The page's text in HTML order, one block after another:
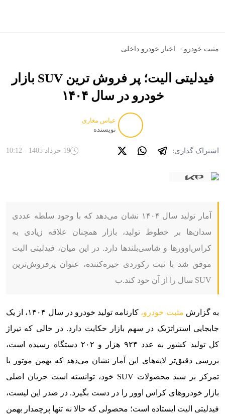
مثبت خودرو> اخبار خودرو داخلی
فیدلیتی الیت؛ پر فروش ترین SUV بازار
خودرو در سال ۱۴۰۴
عباس مغاری
نویسنده
اشتراک گذاری: 19 خرداد 1405 - 10:12
آمار تولید سال ۱۴۰۴ نشان می‌دهد که با وجود سلطه عددی
سدان‌ها بر خطوط تولید، بازار همچنان علاقه زیادی به
کراس‌اوورها و شاسی‌بلندها دارد. در این میان، فیدلیتی الیت
موفق شد با ثبت رکوردی خیره‌کننده، عنوان پرفروش‌ترین
SUV سال را از آن خود کند.ب
به گزارش مثبت خودرو،
کارنامه تولید خودرو در سال ۱۴۰۴، از یک
جابجایی استراتژیک در سهم بازار حکایت دارد. در حالی که تیراژ
کل تولید کشور به عدد ۹۲۴ هزار و ۲۰۲ دستگاه رسیده است،
بررسی دقیق‌تر لایه‌های این آمار نشان می‌دهد که بهمن موتور با
تمرکز بر سبد محصولات SUV خود، توانسته است جریان اصلی
بازار خودروهای کراس اوور را در دست بگیرد. در صدر این لیست،
فیدلیتی الیت ایستاده است؛ محصولی که حالا نه تنها پرچمدار بهمن